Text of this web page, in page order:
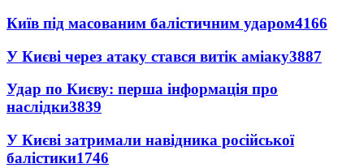
Київ під масованим балістичним ударом4166
У Києві через атаку стався витік аміаку3887
Удар по Києву: перша інформація про
наслідки3839
У Києві затримали навідника російської
балістики1746